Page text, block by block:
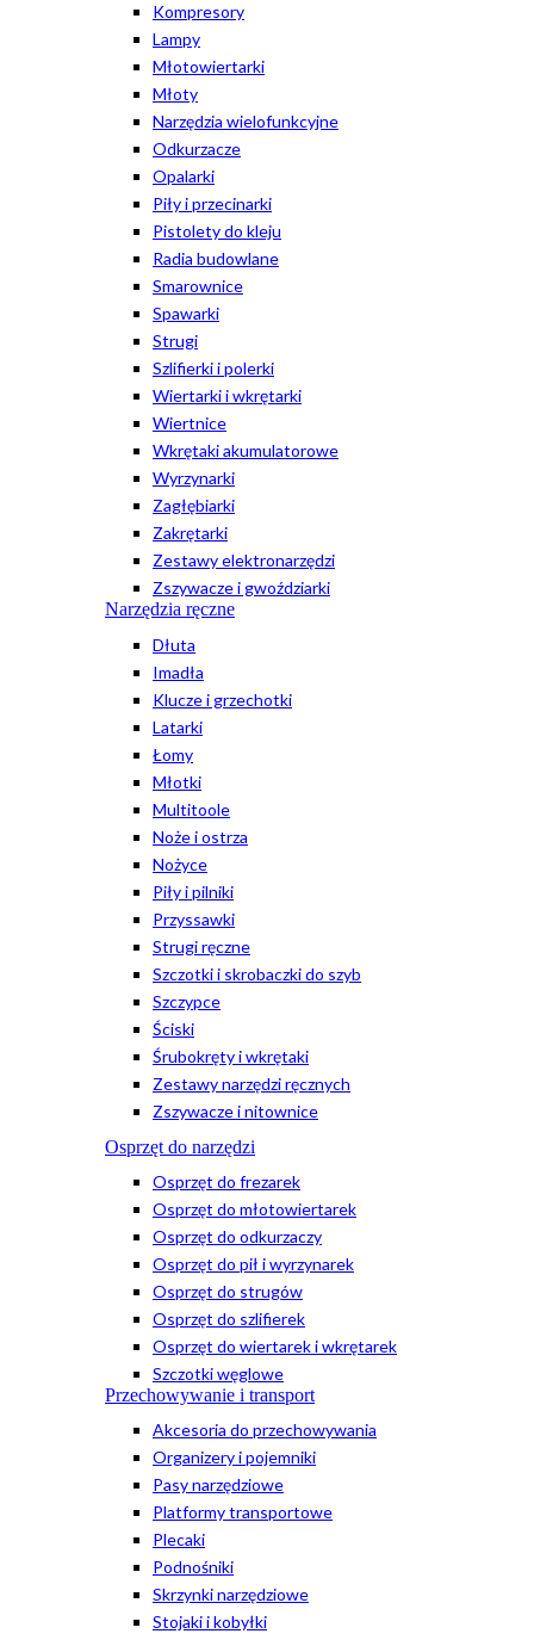
Kompresory
Lampy
Młotowiertarki
Młoty
Narzędzia wielofunkcyjne
Odkurzacze
Opalarki
Piły i przecinarki
Pistolety do kleju
Radia budowlane
Smarownice
Spawarki
Strugi
Szlifierki i polerki
Wiertarki i wkrętarki
Wiertnice
Wkrętaki akumulatorowe
Wyrzynarki
Zagłębiarki
Zakrętarki
Zestawy elektronarzędzi
Zszywacze i gwoździarki
Narzędzia ręczne
Dłuta
Imadła
Klucze i grzechotki
Latarki
Łomy
Młotki
Multitoole
Noże i ostrza
Nożyce
Piły i pilniki
Przyssawki
Strugi ręczne
Szczotki i skrobaczki do szyb
Szczypce
Ściski
Śrubokręty i wkrętaki
Zestawy narzędzi ręcznych
Zszywacze i nitownice
Osprzęt do narzędzi
Osprzęt do frezarek
Osprzęt do młotowiertarek
Osprzęt do odkurzaczy
Osprzęt do pił i wyrzynarek
Osprzęt do strugów
Osprzęt do szlifierek
Osprzęt do wiertarek i wkrętarek
Szczotki węglowe
Przechowywanie i transport
Akcesoria do przechowywania
Organizery i pojemniki
Pasy narzędziowe
Platformy transportowe
Plecaki
Podnośniki
Skrzynki narzędziowe
Stojaki i kobyłki